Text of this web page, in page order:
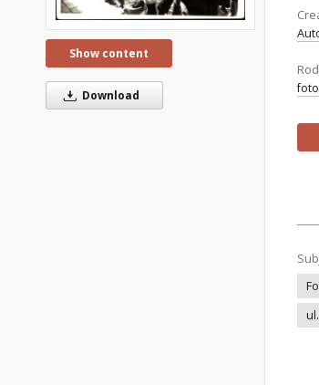
Show content
Download